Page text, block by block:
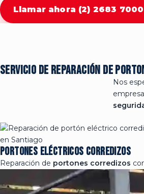
Llamar ahora (2) 2683 7000
Servicio de reparación de
Nos
Portones eléctricos corredizos
Reparación de portones corredizos